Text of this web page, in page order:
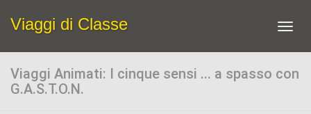
Viaggi di Classe
Viaggi Animati: I cinque sensi ... a spasso con
G.A.S.T.O.N.